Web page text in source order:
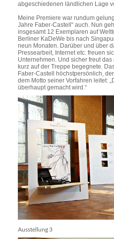
abgeschiedenen ländlichen Lage
Meine Premiere war rundum
Jahre Faber-Castell“ auch. Nun
insgesamt 12 Exemplaren auf
Berliner KaDeWe bis nach
neun Monaten. Darüber und über
Pressearbeit, Internet etc. freuen
Unternehmen. Und sicher freut
kurz auf der Treppe begegnete.
Faber-Castell höchstpersönlich,
dem Motto seiner Vorfahren leitet:
überhaupt gemacht wird.“
Ausstellung 3